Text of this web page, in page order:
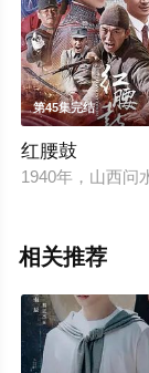
第45集完结
红腰鼓
1940年，山西问
相关推荐